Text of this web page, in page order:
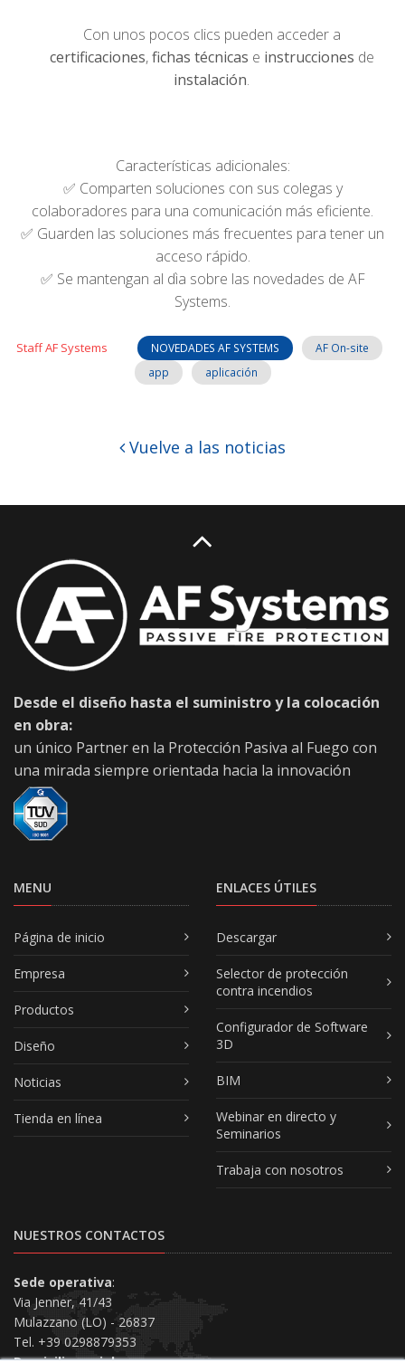
Con unos pocos clics pueden acceder a
certificaciones,fichas técnicas e instrucciones de
instalación.
Características adicionales:
✅ Comparten soluciones con sus colegas y
colaboradores para una comunicación más eficiente.
✅ Guarden las soluciones más frecuentes para tener un
acceso rápido.
✅ Se mantengan al dìa sobre las novedades de AF
Systems.
Staff AF Systems NOVEDADES AF SYSTEMS
AF On-site
app
aplicación
Vuelve a las noticias
Desde el diseño hasta el suministro y la colocación
en obra:
un único Partner en la Protección Pasiva al Fuego con
una mirada siempre orientada hacia la innovación
MENU
Página de inicio
Empresa
Productos
Diseño
Noticias
Tienda en línea
ENLACES ÚTILES
Descargar
Selector de protección
contra incendios
Configurador de Software
3D
BIM
Webinar en directo y
Seminarios
Trabaja con nosotros
NUESTROS CONTACTOS
Sede operativa:
Via Jenner, 41/43
Mulazzano (LO) - 26837
Tel. +39 0298879353